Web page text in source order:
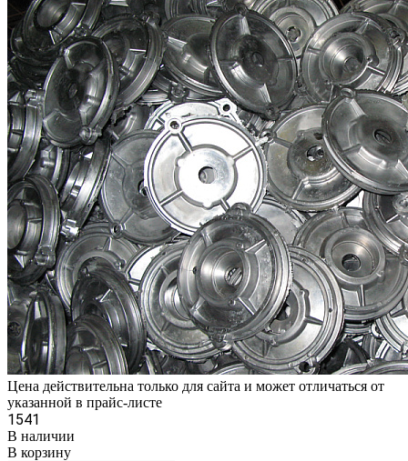
Цена действительна только для сайта и может отличаться от
указанной в прайс-листе
1541
В наличии
В корзину